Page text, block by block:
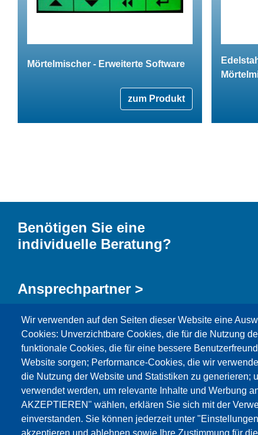
Mörtelmischer - Erweiterte Software
zum Produkt
Wir verwenden auf den Seiten dieser Website eine
Cookies: Unverzichtbare Cookies, die für die Nutzung
funktionale Cookies, die für eine bessere
Website sorgen; Performance-Cookies, die wir
die Nutzung der Website und Statistiken zu generieren;
verwendet werden, um relevante Inhalte und Werbung
AKZEPTIEREN" wählen, erklären Sie sich mit der
einverstanden. Sie können jederzeit unter
Benötigen Sie eine
individuelle Beratung?
Ansprechpartner >
Kontaktformular >